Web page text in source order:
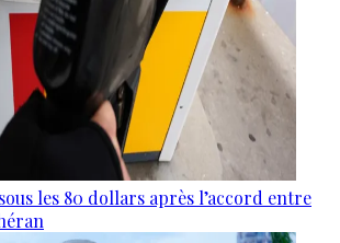
les 80 dollars après l’accord entre